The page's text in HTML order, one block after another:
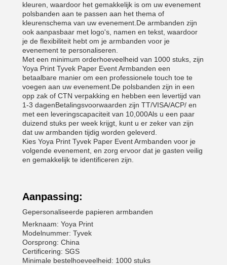
kleuren, waardoor het gemakkelijk is om uw evenement
polsbanden aan te passen aan het thema of
kleurenschema van uw evenement.De armbanden zijn
ook aanpasbaar met logo's, namen en tekst, waardoor
je de flexibiliteit hebt om je armbanden voor je
evenement te personaliseren.
Met een minimum orderhoeveelheid van 1000 stuks, zijn
Yoya Print Tyvek Paper Event Armbanden een
betaalbare manier om een professionele touch toe te
voegen aan uw evenement.De polsbanden zijn in een
opp zak of CTN verpakking en hebben een levertijd van
1-3 dagenBetalingsvoorwaarden zijn TT/VISA/ACP/ en
met een leveringscapaciteit van 10,000Als u een paar
duizend stuks per week krijgt, kunt u er zeker van zijn
dat uw armbanden tijdig worden geleverd.
Kies Yoya Print Tyvek Paper Event Armbanden voor je
volgende evenement, en zorg ervoor dat je gasten veilig
en gemakkelijk te identificeren zijn.
Aanpassing:
Gepersonaliseerde papieren armbanden
Merknaam: Yoya Print
Modelnummer: Tyvek
Oorsprong: China
Certificering: SGS
Minimale bestelhoeveelheid: 1000 stuks